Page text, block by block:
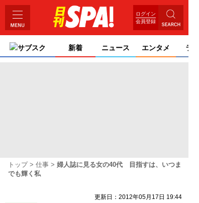
ログイン
会員登録
サブスク 新着 ニュース エンタメ ライ
トップ 仕事
婦人誌に見る女の40代 目指すは、いつま
でも輝く私
更新日：2012年05月17日 19:44